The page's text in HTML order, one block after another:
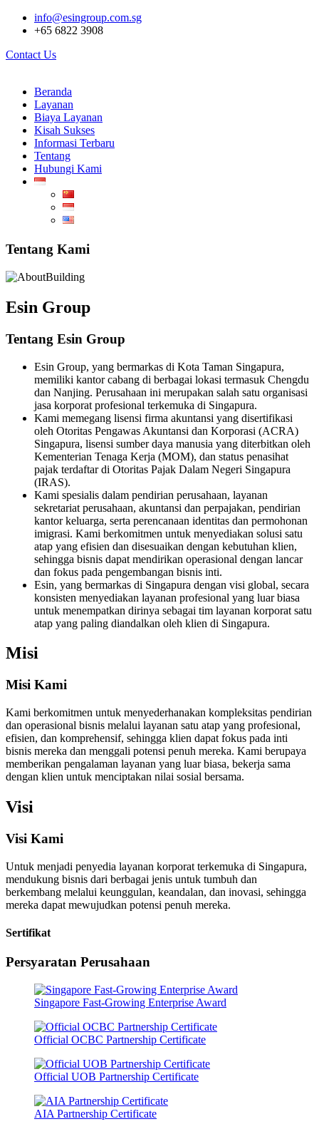
info@esingroup.com.sg
+65 6822 3908
Contact Us
Beranda
Layanan
Biaya Layanan
Kisah Sukses
Informasi Terbaru
Tentang
Hubungi Kami
Tentang Kami
Esin Group
Tentang Esin Group
Esin Group, yang bermarkas di Kota Taman Singapura,
memiliki kantor cabang di berbagai lokasi termasuk Chengdu
dan Nanjing. Perusahaan ini merupakan salah satu organisasi
jasa korporat profesional terkemuka di Singapura.
Kami memegang lisensi firma akuntansi yang disertifikasi
oleh Otoritas Pengawas Akuntansi dan Korporasi (ACRA)
Singapura, lisensi sumber daya manusia yang diterbitkan oleh
Kementerian Tenaga Kerja (MOM), dan status penasihat
pajak terdaftar di Otoritas Pajak Dalam Negeri Singapura
(IRAS).
Kami spesialis dalam pendirian perusahaan, layanan
sekretariat perusahaan, akuntansi dan perpajakan, pendirian
kantor keluarga, serta perencanaan identitas dan permohonan
imigrasi. Kami berkomitmen untuk menyediakan solusi satu
atap yang efisien dan disesuaikan dengan kebutuhan klien,
sehingga bisnis dapat mendirikan operasional dengan lancar
dan fokus pada pengembangan bisnis inti.
Esin, yang bermarkas di Singapura dengan visi global, secara
konsisten menyediakan layanan profesional yang luar biasa
untuk menempatkan dirinya sebagai tim layanan korporat satu
atap yang paling diandalkan oleh klien di Singapura.
Misi
Misi Kami
Kami berkomitmen untuk menyederhanakan kompleksitas pendirian
dan operasional bisnis melalui layanan satu atap yang profesional,
efisien, dan komprehensif, sehingga klien dapat fokus pada inti
bisnis mereka dan menggali potensi penuh mereka. Kami berupaya
memberikan pengalaman layanan yang luar biasa, bekerja sama
dengan klien untuk menciptakan nilai sosial bersama.
Visi
Visi Kami
Untuk menjadi penyedia layanan korporat terkemuka di Singapura,
mendukung bisnis dari berbagai jenis untuk tumbuh dan
berkembang melalui keunggulan, keandalan, dan inovasi, sehingga
mereka dapat mewujudkan potensi penuh mereka.
Sertifikat
Persyaratan Perusahaan
Singapore Fast-Growing Enterprise Award
Official OCBC Partnership Certificate
Official UOB Partnership Certificate
AIA Partnership Certificate